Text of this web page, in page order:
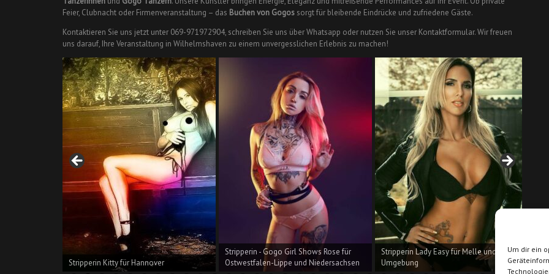
Um dir ein
Feier, Clubnacht oder Firmenveranstaltung – das Buchen von Gogos sorgt für bleibende Eindrücke und zufriedene Gäste.
Kontaktieren Sie uns jetzt unter 069-971972904, schreiben Sie uns über Whatsapp oder nutzen Sie unser Kontaktformular. Wir freuen
uns darauf, Ihre Veranstaltung in Wilhelmshaven zu einem unvergesslichen Erlebnis zu machen!
Stripperin Kitty für Hannover
Stripperin - Gogo Girl Shows Rose für
Ostwestfalen-Lippe und Niedersachsen
Stripperin Lady Easy für Melle und
Umgebung